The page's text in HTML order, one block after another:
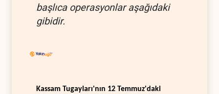
başlıca operasyonlar aşağıdaki
gibidir.
Kassam Tugayları'nın 12 Temmuz'daki